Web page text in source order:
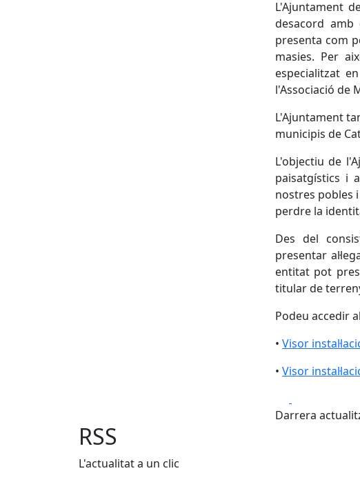
L'Ajuntament
desacord amb
presenta com
masies. Per
especialitzat
l'Associació de
L'Ajuntament
municipis de
L'objectiu de
paisatgístics i
nostres pobles
perdre la
Des del
presentar
entitat pot
titular de
Podeu accedir
• Visor
• Visor
Darrera
RSS
L'actualitat a un clic